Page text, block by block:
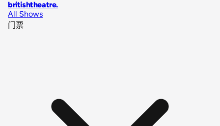
britishtheatre.
All Shows
门票